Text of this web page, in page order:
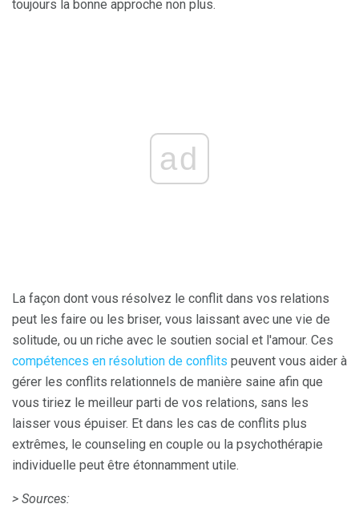
toujours la bonne approche non plus.
ad
La façon dont vous résolvez le conflit dans vos relations
peut les faire ou les briser, vous laissant avec une vie de
solitude, ou un riche avec le soutien social et l'amour. Ces
compétences en résolution de conflits peuvent vous aider à
gérer les conflits relationnels de manière saine afin que
vous tiriez le meilleur parti de vos relations, sans les
laisser vous épuiser. Et dans les cas de conflits plus
extrêmes, le counseling en couple ou la psychothérapie
individuelle peut être étonnamment utile.
> Sources: